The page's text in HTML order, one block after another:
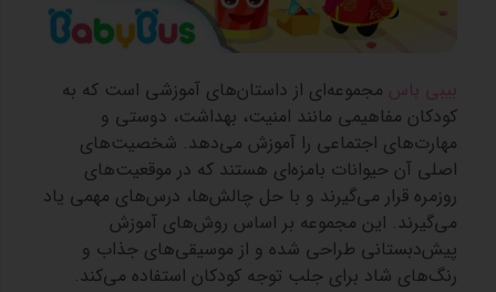
بیبی باس مجموعه‌ای از داستان‌های آموزشی است که به
کودکان مفاهیمی مانند امنیت، بهداشت، دوستی و
مهارت‌های اجتماعی را آموزش می‌دهد. شخصیت‌های
اصلی آن حیوانات بامزه‌ای هستند که در موقعیت‌های
روزمره قرار می‌گیرند و با حل چالش‌ها، درس‌های مهمی یاد
می‌گیرند. این مجموعه بر اساس روش‌های آموزش
پیش‌دبستانی طراحی شده و از موسیقی‌های جذاب و
رنگ‌های شاد برای جلب توجه کودکان استفاده می‌کند.